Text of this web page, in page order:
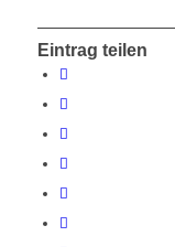
Eintrag teilen